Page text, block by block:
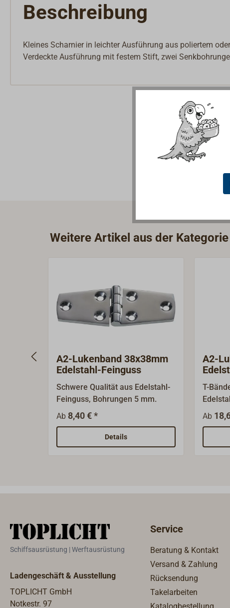
Beschreibung
Kleines Scharnier in leichter Ausführung aus poliertem
Verdeckte Ausführung mit festem Stift, zwei
Weitere Artikel aus der
A2-Lukenband 38x38mm
Edelstahl-Feinguss
Schwere Qualität aus Edelstahl-
Feinguss, Bohrungen 5 mm.
Ab 8,40 € *
Details
A2-
T-
Ab
Schiffsausrüstung | Werftausrüstung
Ladengeschäft & Ausstellung
TOPLICHT GmbH
Notkestr. 97
Service
Beratung & Kontakt
Versand & Zahlung
Rücksendung
Takelarbeiten